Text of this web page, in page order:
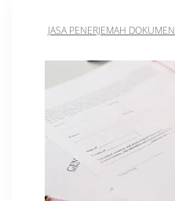
JASA PENERJEMAH DOKUMEN